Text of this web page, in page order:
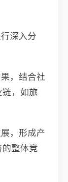
深入分
，结合社
，如旅
，形成产
整体竞